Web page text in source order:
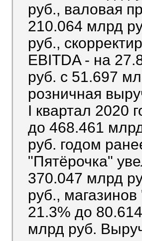
руб., валовая
210.064 млрд
руб.,
EBITDA - на
руб. с 51.697
розничная
I квартал 2020
до 468.461
руб. годом
"Пятёрочка"
370.047 млрд
руб.,
21.3% до
млрд руб.